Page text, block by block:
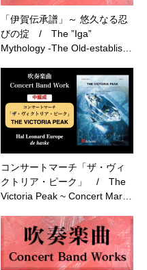
「伊賀伝承譜」～ 悠久なる忍
びの掟 / The ”Iga”
Mythology -The Old-establis…
コンサートマーチ「ザ・ヴィ
クトリア・ピーク」 / The
Victoria Peak ~ Concert Mar…